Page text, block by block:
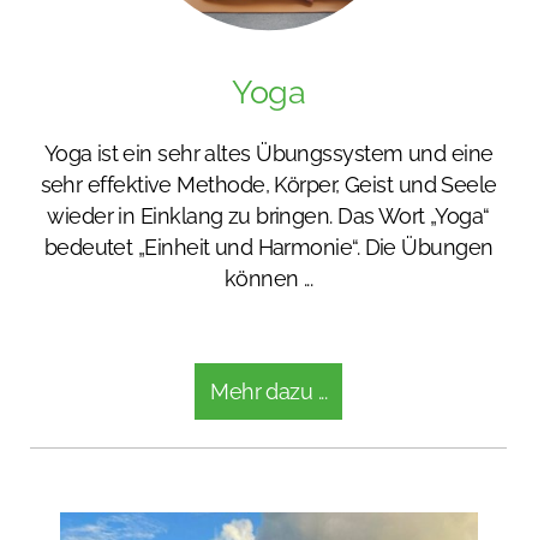
Yoga
Yoga ist ein sehr altes Übungssystem und eine
sehr effektive Methode, Körper, Geist und Seele
wieder in Einklang zu bringen. Das Wort „Yoga“
bedeutet „Einheit und Harmonie“. Die Übungen
können ...
Mehr dazu ...